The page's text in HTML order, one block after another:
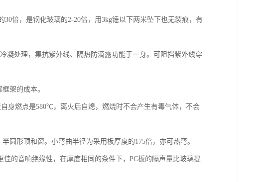
30倍，是钢化玻璃的2-20倍，用3kg锤以下两米坠下也无裂痕，有
凝处理，集抗紫外线、隔热防滴露功能于一身。可阻挡紫外线穿
架的成本。
自身燃点是580℃，离火后自熄，燃烧时不会产生有毒气体，不会
圆形顶和窗。小弯曲半径为采用板厚度的175倍，亦可热弯。
的音响绝缘性，在厚度相同的条件下，PC板的隔声量比玻璃提